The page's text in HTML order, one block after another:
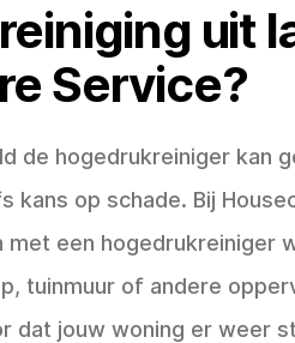
uit
Service?
de hogedrukreiniger kan
kans op schade. Bij
met een hogedrukreiniger
tuinmuur of andere
dat jouw woning er weer